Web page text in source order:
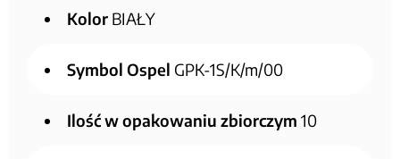
Kolor BIAŁY
Symbol Ospel GPK-1S/K/m/00
Ilość w opakowaniu zbiorczym 10